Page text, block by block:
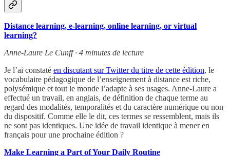
Distance learning, e-learning, online learning, or virtual
learning?
Anne-Laure Le Cunff · 4 minutes de lecture
Je l’ai constaté en discutant sur Twitter du titre de cette édition, le
vocabulaire pédagogique de l’enseignement à distance est riche,
polysémique et tout le monde l’adapte à ses usages. Anne-Laure a
effectué un travail, en anglais, de définition de chaque terme au
regard des modalités, temporalités et du caractère numérique ou non
du dispositif. Comme elle le dit, ces termes se ressemblent, mais ils
ne sont pas identiques. Une idée de travail identique à mener en
français pour une prochaine édition ?
Make Learning a Part of Your Daily Routine